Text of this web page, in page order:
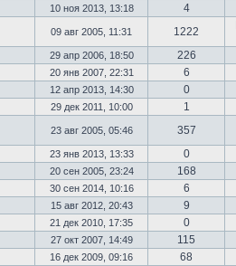
10 ноя 2013, 13:18
4
09 авг 2005, 11:31 1222
29 апр 2006, 18:50
226
20 янв 2007, 22:31
6
12 апр 2013, 14:30
0
29 дек 2011, 10:00
1
23 авг 2005, 05:46
357
23 янв 2013, 13:33
0
20 сен 2005, 23:24
168
30 сен 2014, 10:16
6
15 авг 2012, 20:43
9
21 дек 2010, 17:35
0
27 окт 2007, 14:49
115
16 дек 2009, 09:16
68